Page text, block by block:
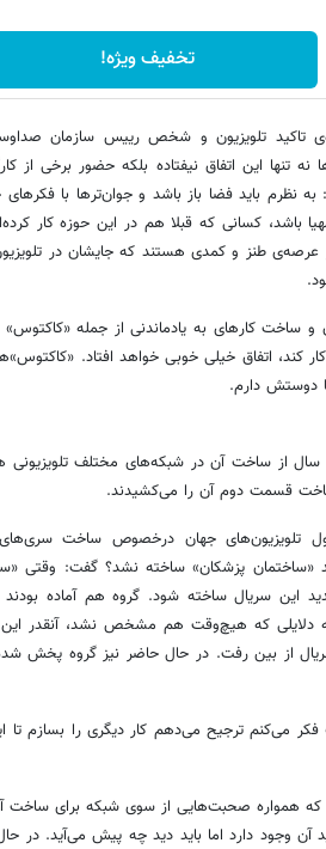
تخفیف ویژه!
تاکید تلویزیون و شخص رییس سازمان
تنها این اتفاق نیفتاده بلکه حضور برخی از
نظرم باید فضا باز باشد و جوان‌تر‌ها با
باشد، کسانی که قبلا هم در این حوزه کار
عرصه‌ی طنز و کمدی هستند که جایشان در
و ساخت کارهای به یادماندنی از جمله
کند، اتفاق خیلی خوبی خواهد افتاد.
دوستش دارم.
از ساخت آن در شبکه‌های مختلف تلویزیونی
قسمت دوم آن را می‌کشیدند.
تلویزیون‌های جهان درخصوص ساخت
«ساختمان پزشکان» ساخته نشد؟ گفت: وقتی
این سریال ساخته شود. گروه هم آماده
که هیچ‌وقت هم مشخص نشد، آنقدر این
از بین رفت. در حال حاضر نیز گروه پخش
می‌کنم ترجیح می‌دهم کار دیگری را بسازم تا
صحبت‌هایی از سوی شبکه برای ساخت
دارد اما باید دید چه پیش می‌آید. در